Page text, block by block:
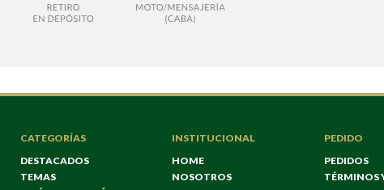
CATEGORÍAS
DESTACADOS
TEMAS
INSTITUCIONAL
HOME
NOSOTROS
PEDIDO
PEDIDOS
TÉRMINOS